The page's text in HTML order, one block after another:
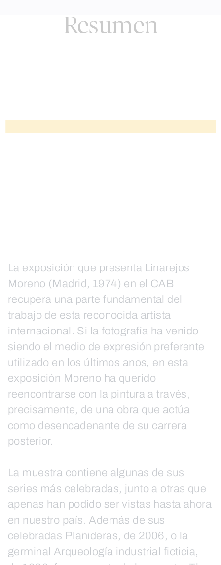
Resumen
La exposición que presenta Linarejos
Moreno (Madrid, 1974) en el CAB
recupera una parte fundamental del
trabajo de esta reconocida artista
internacional. Si la fotografía ha venido
siendo el medio de expresión preferente
utilizado en los últimos anos, en esta
exposición Moreno ha querido
reencontrarse con la pintura a través,
precisamente, de una obra que actúa
como desencadenante de su carrera
posterior.
La muestra contiene algunas de sus
series más celebradas, junto a otras que
apenas han podido ser vistas hasta ahora
en nuestro país. Además de sus
celebradas Plañideras, de 2006, o la
germinal Arqueología industrial ficticia,